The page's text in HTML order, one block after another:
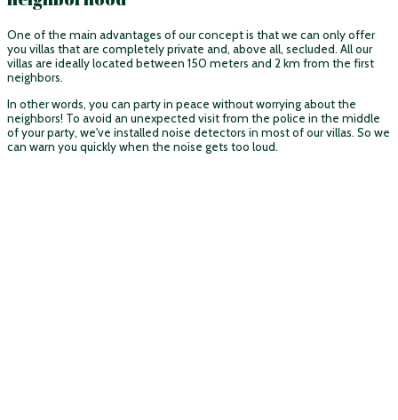
One of the main advantages of our concept is that we can only offer
you villas that are completely private and, above all, secluded. All our
villas are ideally located between 150 meters and 2 km from the first
neighbors.
In other words, you can party in peace without worrying about the
neighbors! To avoid an unexpected visit from the police in the middle
of your party, we've installed noise detectors in most of our villas. So we
can warn you quickly when the noise gets too loud.